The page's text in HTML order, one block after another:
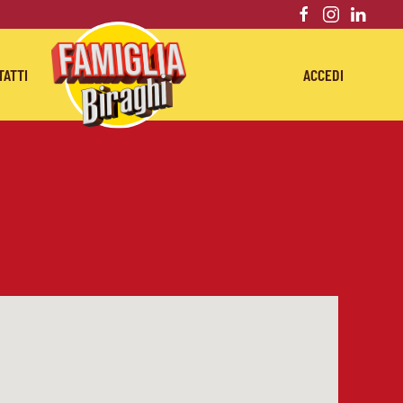
ACCEDI